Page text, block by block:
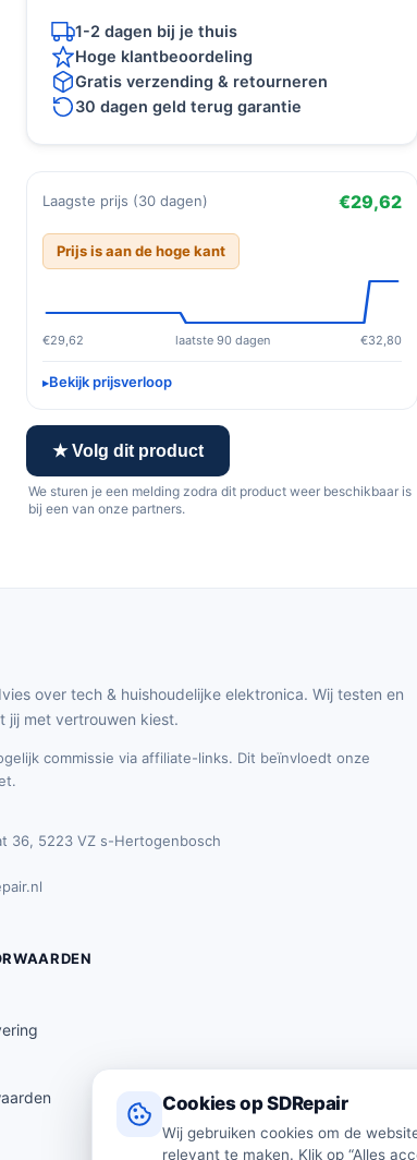
Cookies op SDRepair
Wij gebruiken cookies om de
relevant te maken. Klik op “Alles
1-2 dagen bij je thuis
Hoge klantbeoordeling
Gratis verzending & retourneren
30 dagen geld terug garantie
Laagste prijs (30 dagen) €29,62
Prijs is aan de hoge kant
€29,62 laatste 90 dagen €32,80
Bekijk prijsverloop
★ Volg dit product
We sturen je een melding zodra dit product weer beschikbaar is
bij een van onze partners.
over tech & huishoudelijke elektronica. Wij testen en
jij met vertrouwen kiest.
commissie via affiliate-links. Dit beïnvloedt onze
36, 5223 VZ s-Hertogenbosch